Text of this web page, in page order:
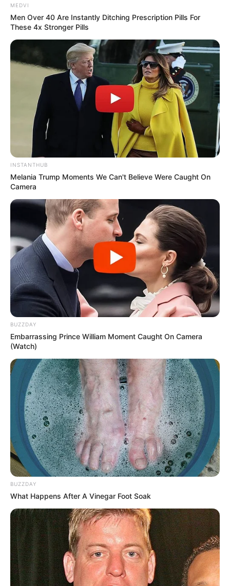
MEDVI
Men Over 40 Are Instantly Ditching Prescription Pills For
These 4x Stronger Pills
INSTANTHUB
Melania Trump Moments We Can't Believe Were Caught On
Camera
BUZZDAY
Embarrassing Prince William Moment Caught On Camera
(Watch)
BUZZDAY
What Happens After A Vinegar Foot Soak